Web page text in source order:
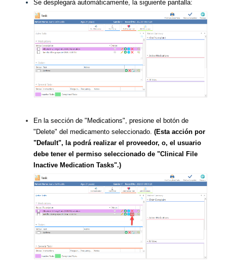
Se desplegará automáticamente, la siguiente pantalla:
En la sección de "Medications", presione el botón de
"Delete" del medicamento seleccionado. (Esta acción por
"Default", la podrá realizar el proveedor, o, el usuario
debe tener el permiso seleccionado de "Clinical File
Inactive Medication Tasks".)